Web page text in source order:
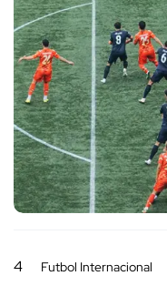
4 Futbol Internacional